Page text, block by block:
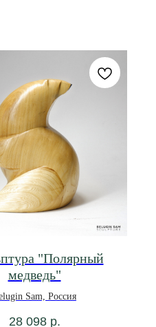
"Полярный
медведь"
Sam, Россия
28 098 р.